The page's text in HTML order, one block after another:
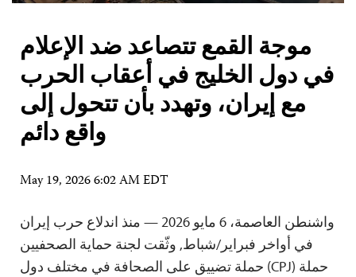
موجة القمع تتصاعد ضد الإعلام
في دول الخليج في أعقاب الحرب
مع إيران، وتهدد بأن تتحول إلى
واقع دائم
May 19, 2026 6:02 AM EDT
واشنطن العاصمة، 6 مايو 2026 — منذ اندلاع حرب إيران
في أواخر فبراير/شباط, وثّقت لجنة حماية الصحفيين
حملة (CPJ) حملة تضييق على الصحافة في مختلف دول